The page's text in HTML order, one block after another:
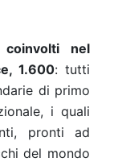
nel
1.600: tutti
di primo
i quali
pronti ad
del mondo